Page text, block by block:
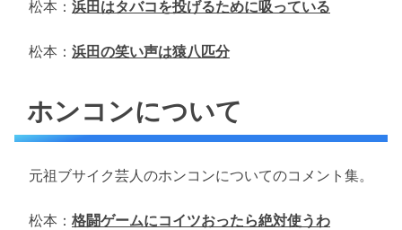
松本： 浜田はタバコを投げるために吸っている
松本： 浜田の笑い声は猿八匹分
ホンコンについて
元祖ブサイク芸人のホンコンについてのコメント集。
松本： 格闘ゲームにコイツおったら絶対使うわ